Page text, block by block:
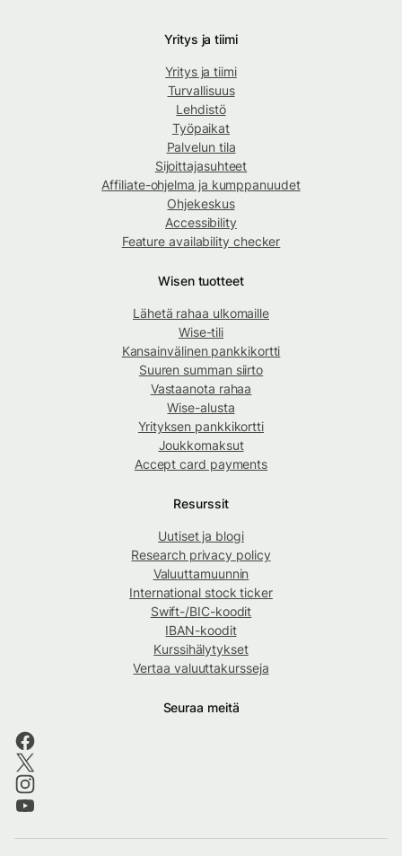
Yritys ja tiimi
Yritys ja tiimi
Turvallisuus
Lehdistö
Työpaikat
Palvelun tila
Sijoittajasuhteet
Affiliate-ohjelma ja kumppanuudet
Ohjekeskus
Accessibility
Feature availability checker
Wisen tuotteet
Lähetä rahaa ulkomaille
Wise-tili
Kansainvälinen pankkikortti
Suuren summan siirto
Vastaanota rahaa
Wise-alusta
Yrityksen pankkikortti
Joukkomaksut
Accept card payments
Resurssit
Uutiset ja blogi
Research privacy policy
Valuuttamuunnin
International stock ticker
Swift-/BIC-koodit
IBAN-koodit
Kurssihälytykset
Vertaa valuuttakursseja
Seuraa meitä